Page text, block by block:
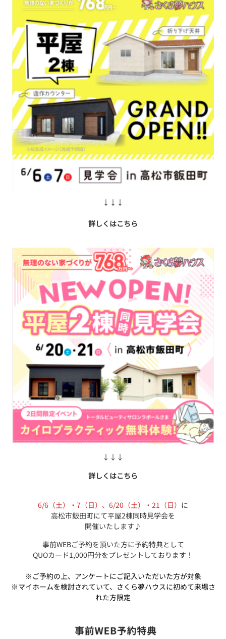
↓↓↓
詳しくはこちら
↓↓↓
詳しくはこちら
6/6（土）・7（日）、6/20（土）・21（日） に
高松市飯田町にて平屋2棟同時見学会を
開催いたします♪
事前WEBご予約を頂いた方に予約特典として
QUOカード1,000円分をプレゼントしております！
※ご予約の上、アンケートにご記入いただいた方が対象
※マイホームを検討されていて、さくら夢ハウスに初めて来場さ
れた方限定